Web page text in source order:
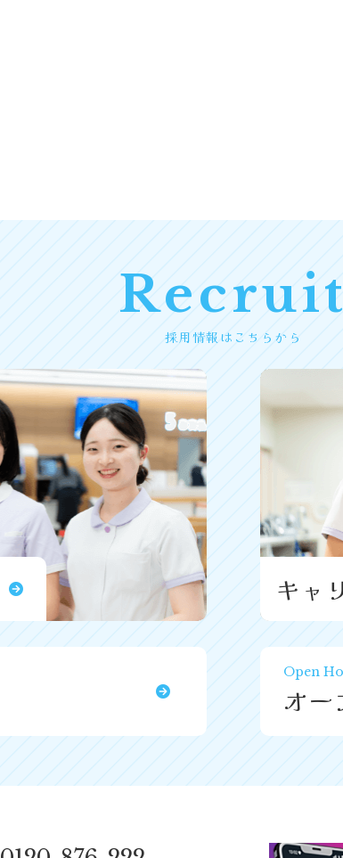
Recruit
採用情報はこちらから
キャ
Open
オー